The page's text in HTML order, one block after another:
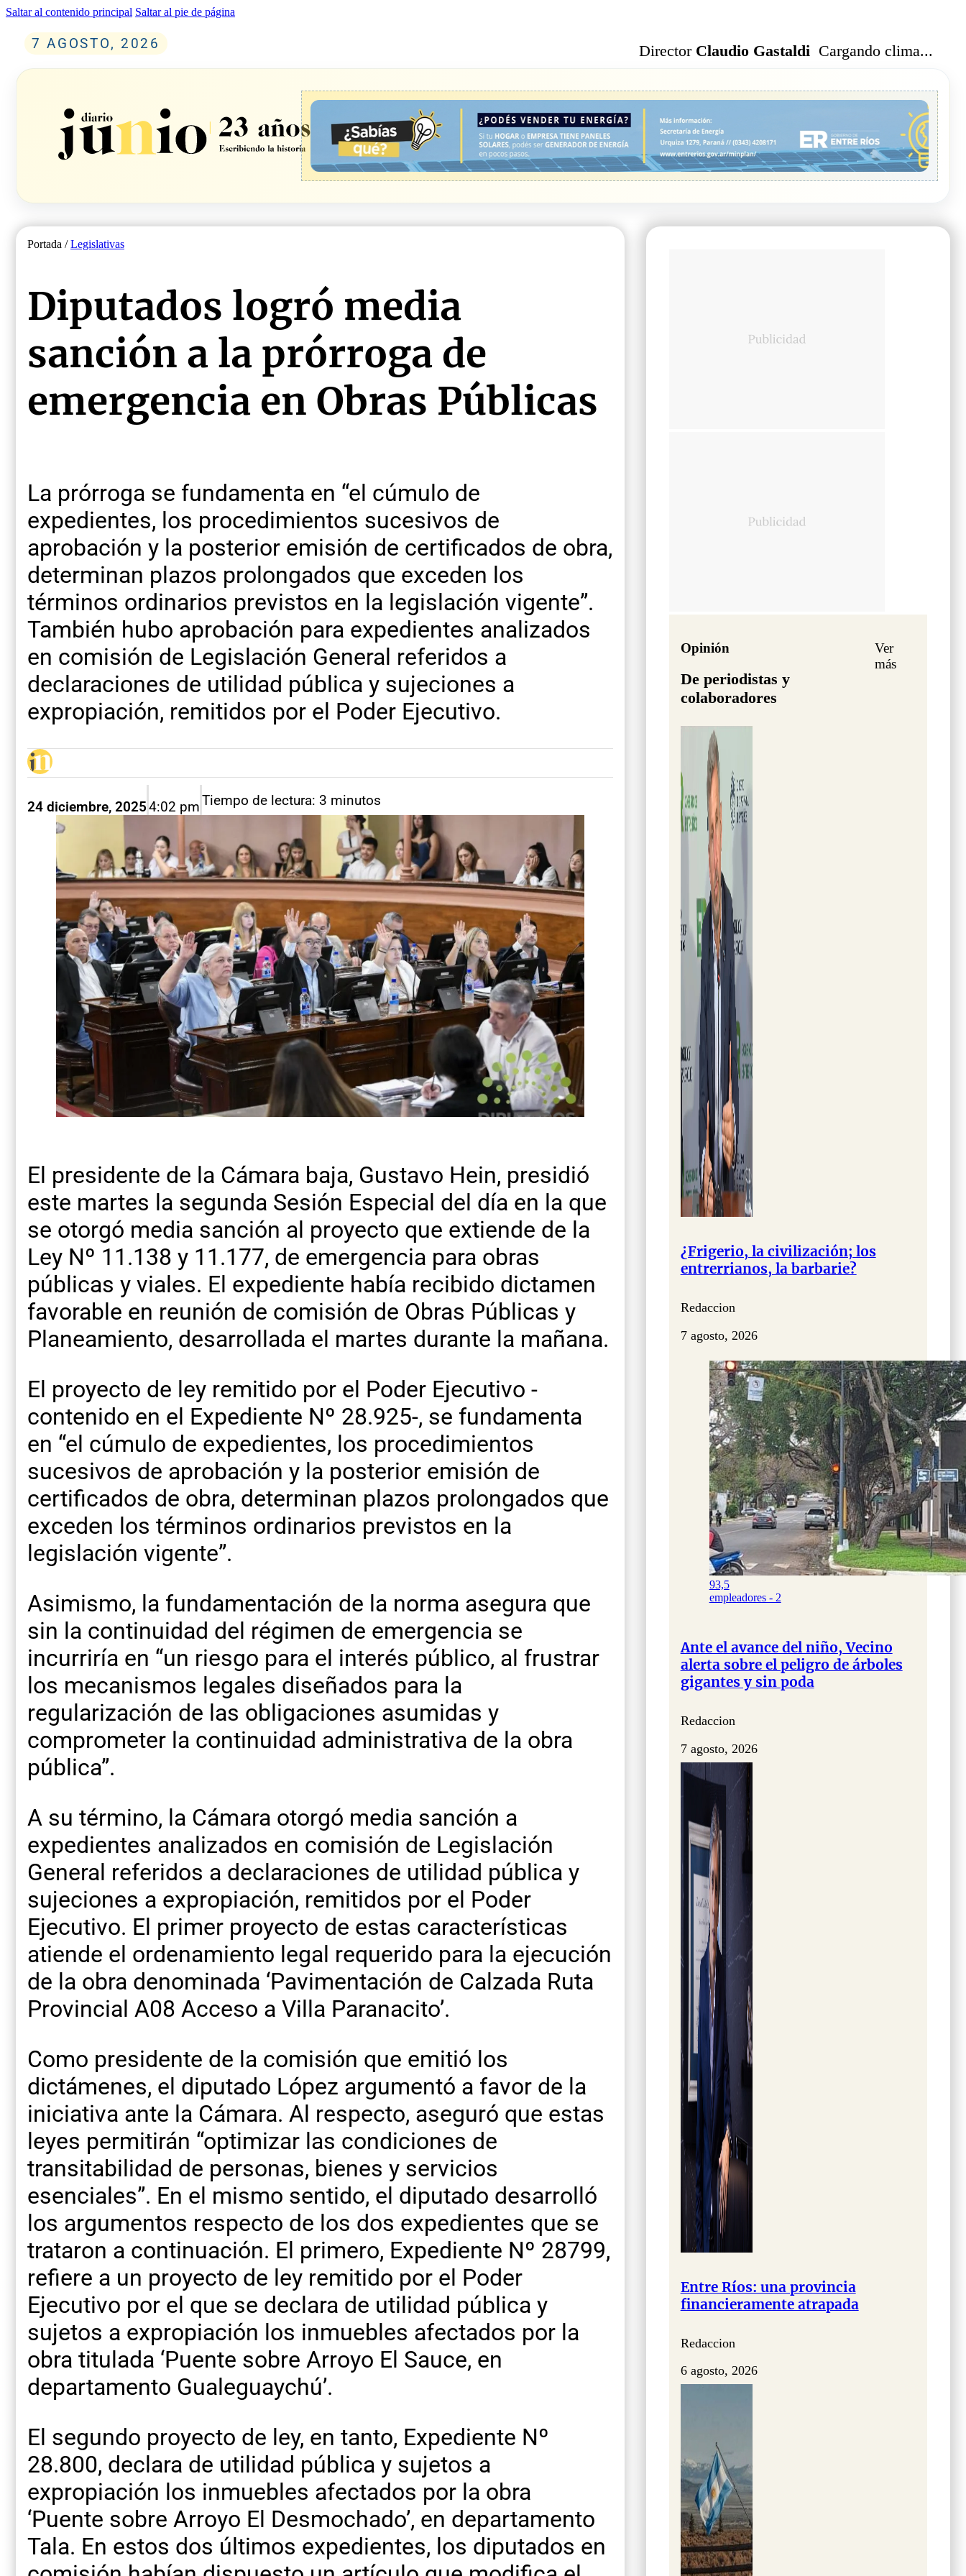
Saltar al contenido principal Saltar al pie de página
7 AGOSTO, 2026 Director Claudio Gastaldi Cargando clima...
Portada /Legislativas
Diputados logró media
sanción a la prórroga de
emergencia en Obras Públicas
La prórroga se fundamenta en “el cúmulo de
expedientes, los procedimientos sucesivos de
aprobación y la posterior emisión de certificados de obra,
determinan plazos prolongados que exceden los
términos ordinarios previstos en la legislación vigente”.
También hubo aprobación para expedientes analizados
en comisión de Legislación General referidos a
declaraciones de utilidad pública y sujeciones a
expropiación, remitidos por el Poder Ejecutivo.
24 diciembre, 20254:02 pmTiempo de lectura: 3 minutos
El presidente de la Cámara baja, Gustavo Hein, presidió
este martes la segunda Sesión Especial del día en la que
se otorgó media sanción al proyecto que extiende de la
Ley Nº 11.138 y 11.177, de emergencia para obras
públicas y viales. El expediente había recibido dictamen
favorable en reunión de comisión de Obras Públicas y
Planeamiento, desarrollada el martes durante la mañana.
El proyecto de ley remitido por el Poder Ejecutivo -
contenido en el Expediente Nº 28.925-, se fundamenta
en “el cúmulo de expedientes, los procedimientos
sucesivos de aprobación y la posterior emisión de
certificados de obra, determinan plazos prolongados que
exceden los términos ordinarios previstos en la
legislación vigente”.
Asimismo, la fundamentación de la norma asegura que
sin la continuidad del régimen de emergencia se
incurriría en “un riesgo para el interés público, al frustrar
los mecanismos legales diseñados para la
regularización de las obligaciones asumidas y
comprometer la continuidad administrativa de la obra
pública”.
A su término, la Cámara otorgó media sanción a
expedientes analizados en comisión de Legislación
General referidos a declaraciones de utilidad pública y
sujeciones a expropiación, remitidos por el Poder
Ejecutivo. El primer proyecto de estas características
atiende el ordenamiento legal requerido para la ejecución
de la obra denominada ‘Pavimentación de Calzada Ruta
Provincial A08 Acceso a Villa Paranacito’.
Como presidente de la comisión que emitió los
dictámenes, el diputado López argumentó a favor de la
iniciativa ante la Cámara. Al respecto, aseguró que estas
leyes permitirán “optimizar las condiciones de
transitabilidad de personas, bienes y servicios
esenciales”. En el mismo sentido, el diputado desarrolló
los argumentos respecto de los dos expedientes que se
trataron a continuación. El primero, Expediente Nº 28799,
refiere a un proyecto de ley remitido por el Poder
Ejecutivo por el que se declara de utilidad pública y
sujetos a expropiación los inmuebles afectados por la
obra titulada ‘Puente sobre Arroyo El Sauce, en
departamento Gualeguaychú’.
El segundo proyecto de ley, en tanto, Expediente Nº
28.800, declara de utilidad pública y sujetos a
expropiación los inmuebles afectados por la obra
‘Puente sobre Arroyo El Desmochado’, en departamento
Tala. En estos dos últimos expedientes, los diputados en
Opinión
De periodistas y
colaboradores
Ver
más
¿Frigerio, la civilización; los
entrerrianos, la barbarie?
Redaccion
7 agosto, 2026
93,5
empleadores - 2
Ante el avance del niño, Vecino
alerta sobre el peligro de árboles
gigantes y sin poda
Redaccion
7 agosto, 2026
Entre Ríos: una provincia
financieramente atrapada
Redaccion
6 agosto, 2026